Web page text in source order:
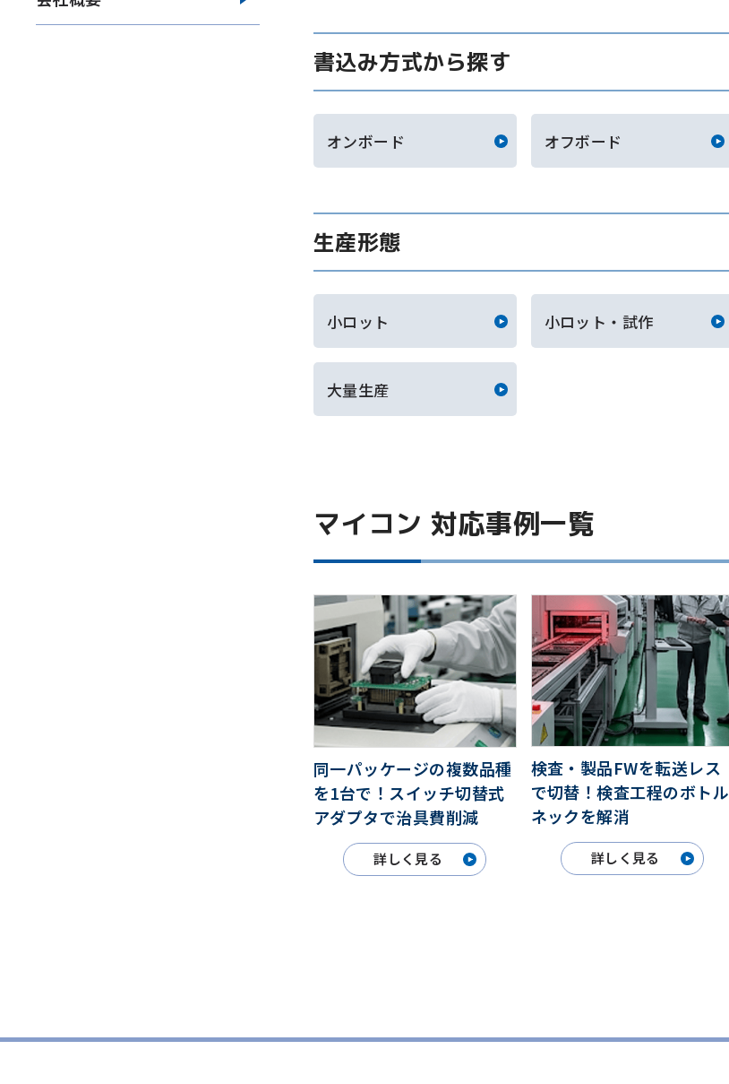
書込み方式から探す
オンボード オフボード
生産形態
小ロット 小ロット・試作
大量生産
マイコン 対応事例一覧
同一パッケージの複数品種
を1台で！スイッチ切替式
アダプタで治具費削減
詳しく見る
検査・製品FWを転送レス
で切替！検査工程のボトル
ネックを解消
詳しく見る